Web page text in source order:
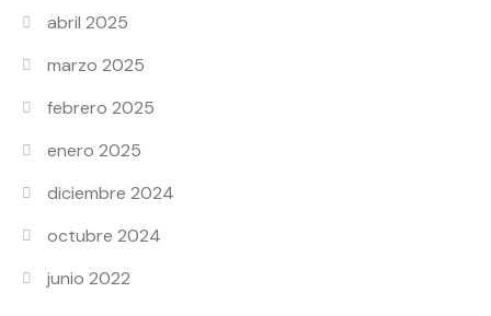
abril 2025
marzo 2025
febrero 2025
enero 2025
diciembre 2024
octubre 2024
junio 2022